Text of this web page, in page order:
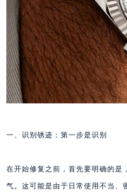
一、识别锈迹：第一步是识别
在开始修复之前，首先要明确的是
气。这可能是由于日常使用不当、